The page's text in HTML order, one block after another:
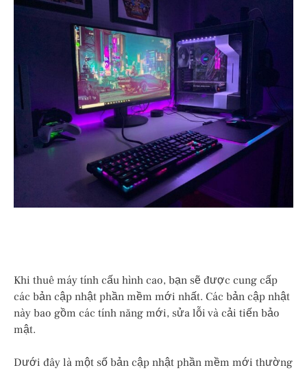
Khi thuê máy tính cấu hình cao, bạn sẽ được cung cấp
các bản cập nhật phần mềm mới nhất. Các bản cập nhật
này bao gồm các tính năng mới, sửa lỗi và cải tiến bảo
mật.
Dưới đây là một số bản cập nhật phần mềm mới thường